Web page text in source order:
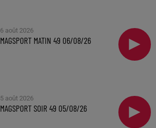
6 août 2026
MAGSPORT MATIN 49 06/08/26
5 août 2026
MAGSPORT SOIR 49 05/08/26